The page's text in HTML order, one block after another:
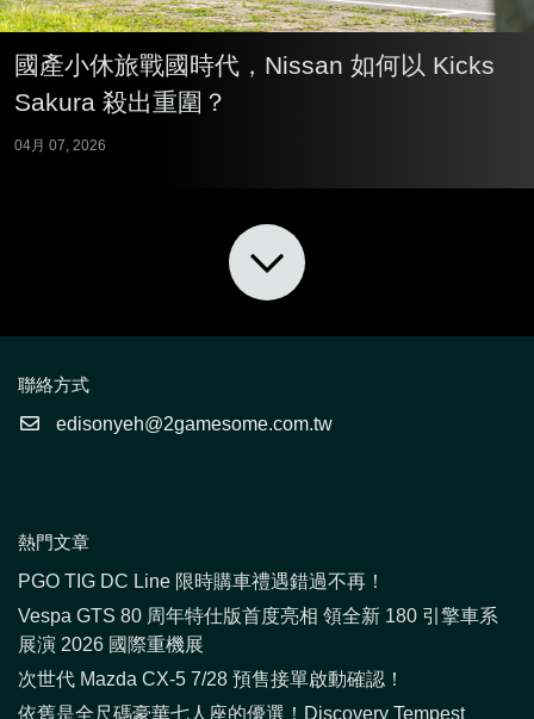
國產小休旅戰國時代，Nissan 如何以 Kicks
Sakura 殺出重圍？
04月 07, 2026
聯絡方式
edisonyeh@2gamesome.com.tw
熱門文章
PGO TIG DC Line 限時購車禮遇錯過不再！
Vespa GTS 80 周年特仕版首度亮相 領全新 180 引擎車系
展演 2026 國際重機展
次世代 Mazda CX-5 7/28 預售接單啟動確認！
依舊是全尺碼豪華七人座的優選！Discovery Tempest